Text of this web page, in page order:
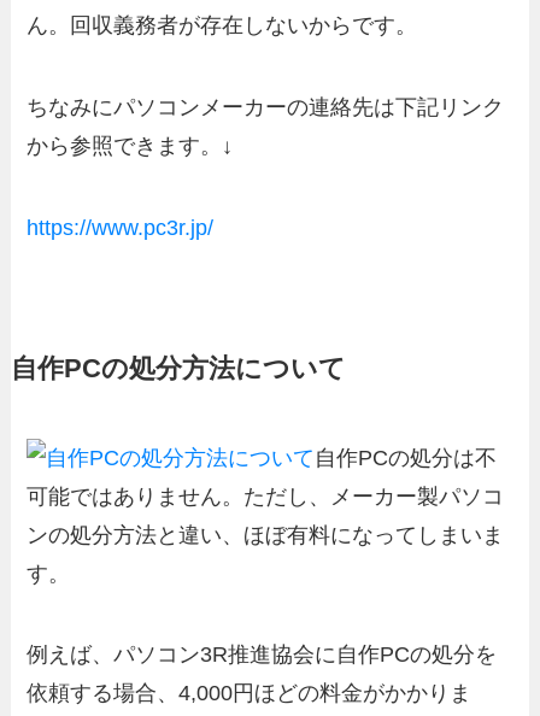
ん。回収義務者が存在しないからです。
ちなみにパソコンメーカーの連絡先は下記リンク
から参照できます。↓
https://www.pc3r.jp/
自作PCの処分方法について
自作PCの処分は不
可能ではありません。ただし、メーカー製パソコ
ンの処分方法と違い、ほぼ有料になってしまいま
す。
例えば、パソコン3R推進協会に自作PCの処分を
依頼する場合、4,000円ほどの料金がかかりま